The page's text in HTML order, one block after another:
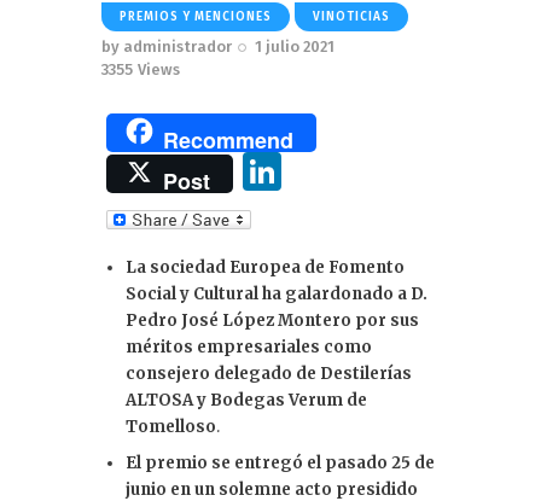
PREMIOS Y MENCIONES VINOTICIAS
by administrador
1 julio 2021
3355 Views
Recommend
Post
e
dI
n
La sociedad Europea de Fomento
Social y Cultural ha galardonado a D.
Pedro José López Montero por sus
méritos empresariales como
consejero delegado de Destilerías
ALTOSA y Bodegas Verum de
Tomelloso.
El premio se entregó el pasado 25 de
junio en un solemne acto presidido